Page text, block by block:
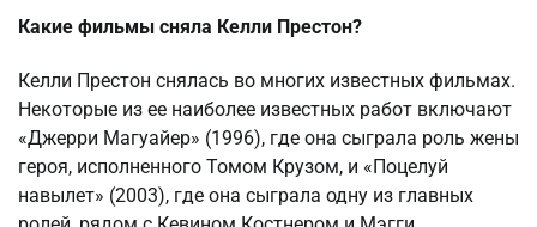
Какие фильмы сняла Келли Престон?
Келли Престон снялась во многих известных фильмах.
Некоторые из ее наиболее известных работ включают
«Джерри Магуайер» (1996), где она сыграла роль жены
героя, исполненного Томом Крузом, и «Поцелуй
навылет» (2003), где она сыграла одну из главных